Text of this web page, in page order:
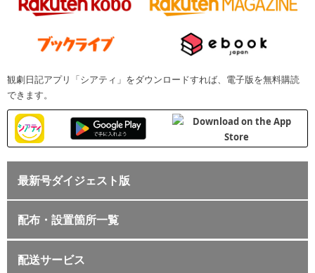
観劇日記アプリ「シアティ」をダウンロードすれば、電子版を無料購読
できます。
最新号ダイジェスト版
配布・設置箇所一覧
配送サービス